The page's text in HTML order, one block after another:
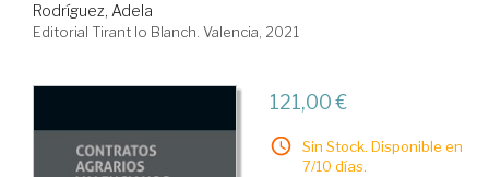
Rodríguez, Adela
Editorial Tirant lo Blanch. Valencia, 2021
121,00 €
Sin Stock. Disponible en
7/10 días.